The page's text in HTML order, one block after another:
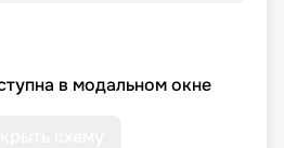
в модальном окне